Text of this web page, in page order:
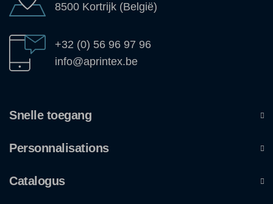
8500 Kortrijk (België)
+32 (0) 56 96 97 96
info@aprintex.be
Snelle toegang
Personnalisations
Catalogus